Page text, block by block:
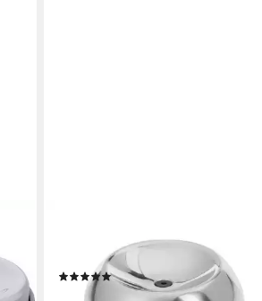
Eierpiekser Eidorn/Eierpieker,
Rostfreier Edelstahl, Silber/Schwarz
(3)
8,49 € 9,49 €